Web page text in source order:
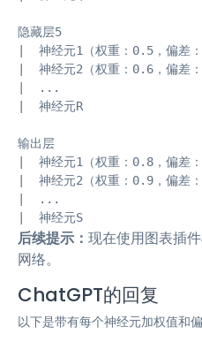
隐藏层5
|  神经元1（权重：0.5，偏差：
|  神经元2（权重：0.6，偏差：
|  ...
|  神经元R
输出层
|  神经元1（权重：0.8，偏差
|  神经元2（权重：0.9，偏差
|  ...
|  神经元S
后续提示： 现在使用图表插
网络。
ChatGPT的回复
以下是带有每个神经元加权值和